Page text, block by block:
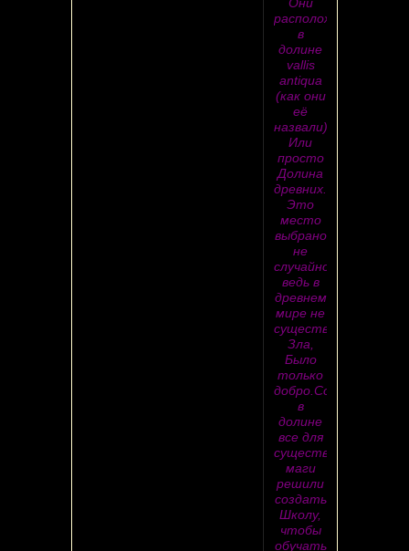
расположились
в
долине
vallis
antiqua
(как они
её
назвали)
Или
просто
Долина
древних.
Это
место
выбрано
не
случайно,
ведь в
древнем
мире не
существовало
Зла,
Было
только
добро.Создав
в
долине
все для
существования,
маги
решили
создать
Школу,
чтобы
обучать